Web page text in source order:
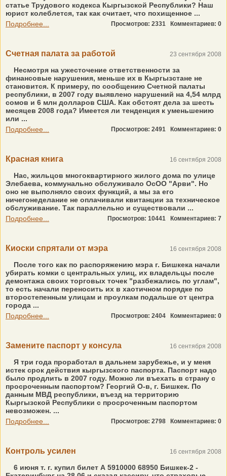
статье Трудового кодекса Кыргызской Республики? Наш
юрист колеблется, так как считает, что похищенное ...
Подробнее...
Просмотров: 2331 Комментариев: 0
Счетная палата за работой 23 сентября 2008
Несмотря на ужесточение ответственности за
финансовые нарушения, меньше их в Кыргызстане не
становится. К примеру, по сообщению Счетной палаты
республики, в 2007 году выявлено нарушений на 4,54 млрд
сомов и 6 млн долларов США. Как обстоят дела за шесть
месяцев 2008 года? Имеется ли тенденция к уменьшению
или ...
Подробнее...
Просмотров: 2491 Комментариев: 0
Красная книга 16 сентября 2008
Нас, жильцов многоквартирного жилого дома по улице
Элебаева, коммунально обслуживало ОсОО "Арви". Но
оно не выполняло своих функций, а мы за его
ничегонеделание не оплачивали квитанции за техническое
обслуживание. Так параллельно и существовали ...
Подробнее...
Просмотров: 10441 Комментариев: 7
Киоски спрятали от мэра 16 сентября 2008
После того как по распоряжению мэра г. Бишкека начали
убирать комки с центральных улиц, их владельцы после
демонтажа своих торговых точек "разбежались по углам",
то есть начали переносить их в хаотичном порядке по
второстепенным улицам и проулкам подальше от центра
города ...
Подробнее...
Просмотров: 2404 Комментариев: 0
Замените паспорт у консула 16 сентября 2008
Я три года проработал в дальнем зарубежье, и у меня
истек срок действия кыргызского паспорта. Паспорт надо
было продлить в 2007 году. Можно ли въехать в страну с
просроченным паспортом? Георгий О-в, г. Бишкек. По
данным МВД республики, въезд на территорию
Кыргызской Республики с просроченным паспортом
невозможен. ...
Подробнее...
Просмотров: 2798 Комментариев: 0
Контроль усилен 16 сентября 2008
6 июня т. г. купил билет А 5910000 68950 Бишкек-2 -